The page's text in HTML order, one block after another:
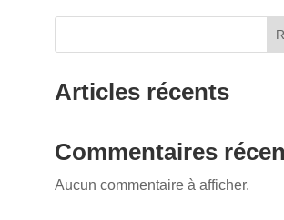
Articles récents
Commentaires
Aucun commentaire à afficher.